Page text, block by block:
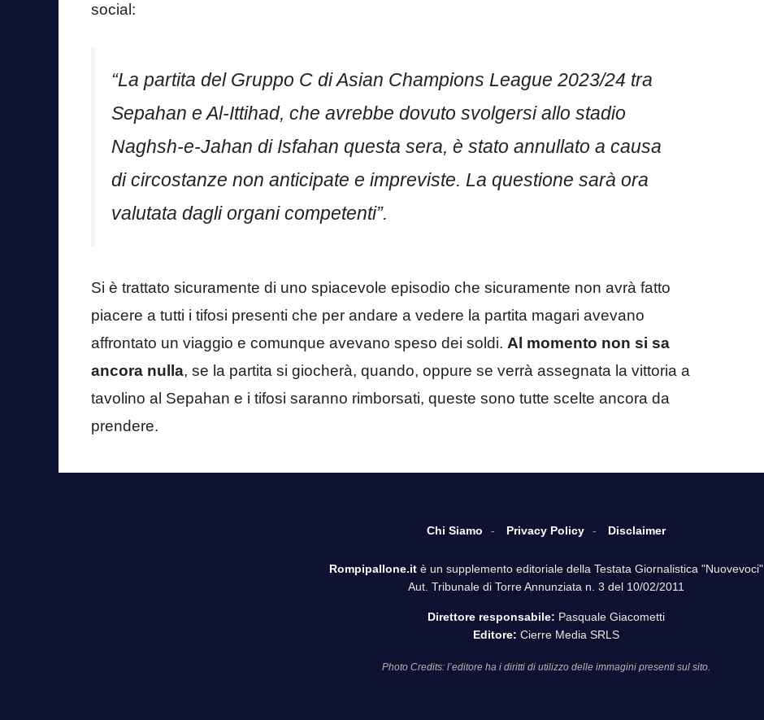
social:
“La partita del Gruppo C di Asian Champions League 2023/24 tra
Sepahan e Al-Ittihad, che avrebbe dovuto svolgersi allo stadio
Naghsh-e-Jahan di Isfahan questa sera, è stato annullato a causa
di circostanze non anticipate e impreviste. La questione sarà ora
valutata dagli organi competenti”.
Si è trattato sicuramente di uno spiacevole episodio che sicuramente non avrà fatto
piacere a tutti i tifosi presenti che per andare a vedere la partita magari avevano
affrontato un viaggio e comunque avevano speso dei soldi. Al momento non si sa
ancora nulla, se la partita si giocherà, quando, oppure se verrà assegnata la vittoria a
tavolino al Sepahan e i tifosi saranno rimborsati, queste sono tutte scelte ancora da
prendere.
Chi Siamo Privacy Policy Disclaimer
Rompipallone.it è un supplemento editoriale della Testata Giornalistica "Nuovevoci"
Aut. Tribunale di Torre Annunziata n. 3 del 10/02/2011
Direttore responsabile: Pasquale Giacometti
Editore: Cierre Media SRLS
Photo Credits: l’editore ha i diritti di utilizzo delle immagini presenti sul sito.